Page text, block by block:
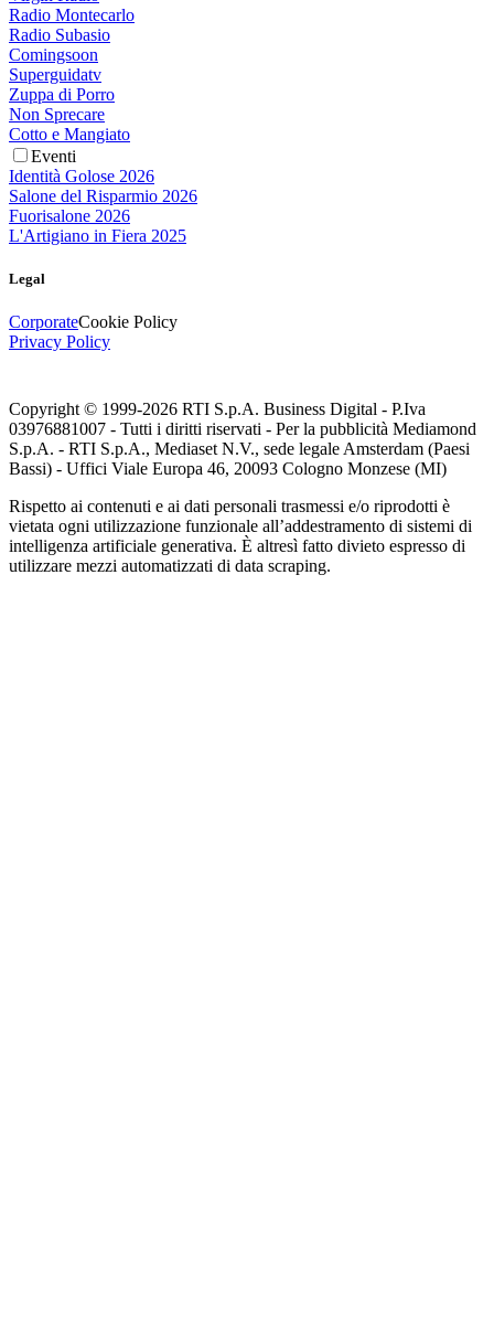
Radio Montecarlo
Radio Subasio
Comingsoon
Superguidatv
Zuppa di Porro
Non Sprecare
Cotto e Mangiato
Eventi
Identità Golose 2026
Salone del Risparmio 2026
Fuorisalone 2026
L'Artigiano in Fiera 2025
Legal
CorporateCookie Policy
Privacy Policy
Copyright © 1999-2026 RTI S.p.A. Business Digital - P.Iva
03976881007 - Tutti i diritti riservati - Per la pubblicità Mediamond
S.p.A. - RTI S.p.A., Mediaset N.V., sede legale Amsterdam (Paesi
Bassi) - Uffici Viale Europa 46, 20093 Cologno Monzese (MI)
Rispetto ai contenuti e ai dati personali trasmessi e/o riprodotti è
vietata ogni utilizzazione funzionale all’addestramento di sistemi di
intelligenza artificiale generativa. È altresì fatto divieto espresso di
utilizzare mezzi automatizzati di data scraping.